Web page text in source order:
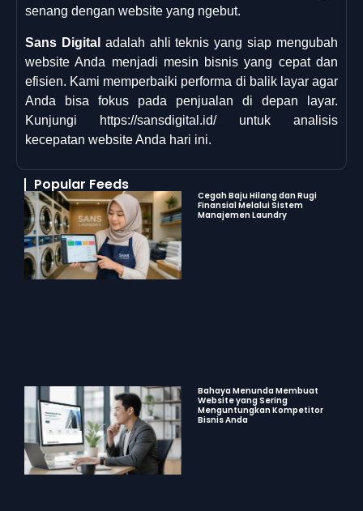
senang dengan website yang ngebut.
Sans Digital adalah ahli teknis yang siap mengubah
website Anda menjadi mesin bisnis yang cepat dan
efisien. Kami memperbaiki performa di balik layar agar
Anda bisa fokus pada penjualan di depan layar.
Kunjungi
https://sansdigital.id/untuk analisis
kecepatan website Anda hari ini.
Popular Feeds
Cegah Baju Hilang dan Rugi
Finansial Melalui Sistem
Manajemen Laundry
Bahaya Menunda Membuat
Website yang Sering
Menguntungkan Kompetitor
Bisnis Anda